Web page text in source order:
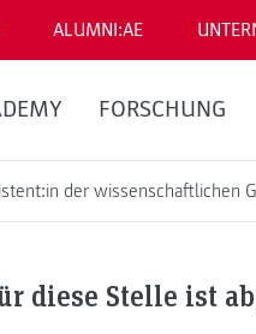
ALUMNI:AE
FORSCHUNG
der wissenschaftlichen
diese Stelle ist